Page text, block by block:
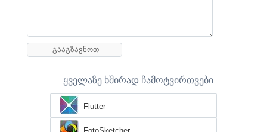
ყველაზე ხშირად ჩამოტვირთვები
Flutter